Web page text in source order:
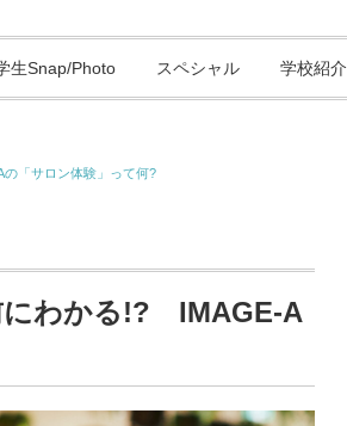
生Snap/Photo スペシャル 学校紹介
「サロン体験」って何?
にわかる!? IMAGE-A